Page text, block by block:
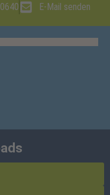
E-Mail senden